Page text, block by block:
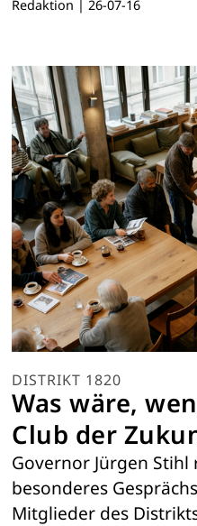
Redaktion 26-07-16
DISTRIKT 1820
Was wäre,
Club der
Governor Jürgen
besonderes
Mitglieder des